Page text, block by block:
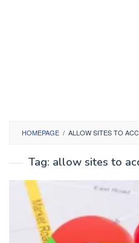
HOMEPAGE / ALLOW SITES TO
Tag: allow sites to